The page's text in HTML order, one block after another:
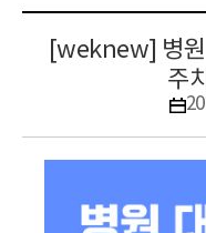
[weknew] 병원
주